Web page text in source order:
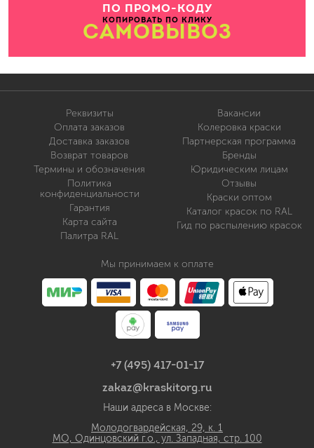
ПО ПРОМО-КОДУ
КОПИРОВАТЬ ПО КЛИКУ
САМОВЫВОЗ
Реквизиты
Оплата заказов
Доставка заказов
Возврат товаров
Термины и обозначения
Политика
конфиденциальности
Гарантия
Карта сайта
Палитра RAL
Вакансии
Колеровка краски
Партнерская программа
Бренды
Юридическим лицам
Отзывы
Краски оптом
Каталог красок по RAL
Гид по распылению красок
Мы принимаем к оплате
+7 (495) 417-01-17
zakaz@kraskitorg.ru
Наши адреса в Москве:
Молодогвардейская, 29, к. 1
МО, Одинцовский г.о., ул. Западная, стр. 100